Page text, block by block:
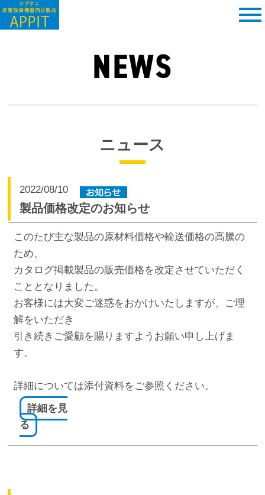
NEWS
ニュース
2022/08/10
製品価格改定のお知らせ
このたび主な製品の原材料価格や輸送価格の高騰の
ため、
カタログ掲載製品の販売価格を改定させていただく
こととなりました。
お客様には大変ご迷惑をおかけいたしますが、ご理
解をいただき
引き続きご愛顧を賜りますようお願い申し上げま
す。
詳細については添付資料をご参照ください。
詳細を見
る